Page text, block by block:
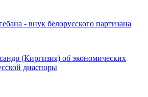
- внук белорусского партизана
(Киргизия) об экономических
диаспоры